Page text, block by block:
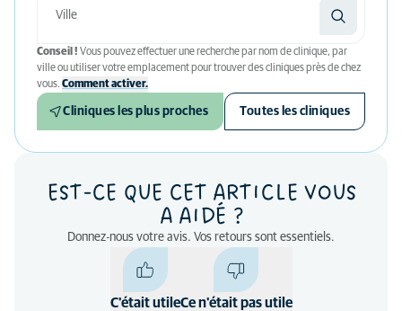
Conseil ! Vous pouvez effectuer une recherche par nom de clinique, par
ville ou utiliser votre emplacement pour trouver des cliniques près de chez
vous. Comment activer.
Cliniques les plus proches Toutes les cliniques
EST-CE QUE CET ARTICLE VOUS
A AIDÉ ?
Donnez-nous votre avis. Vos retours sont essentiels.
C'était utileCe n'était pas utile